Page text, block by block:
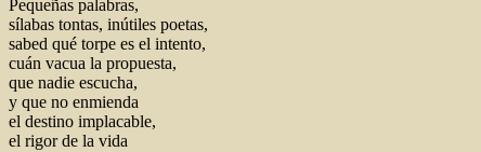
Pequeñas palabras,
sílabas tontas, inútiles poetas,
sabed qué torpe es el intento,
cuán vacua la propuesta,
que nadie escucha,
y que no enmienda
el destino implacable,
el rigor de la vida